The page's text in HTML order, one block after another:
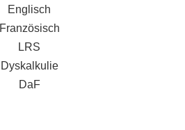
Englisch
Französisch
LRS
Dyskalkulie
DaF